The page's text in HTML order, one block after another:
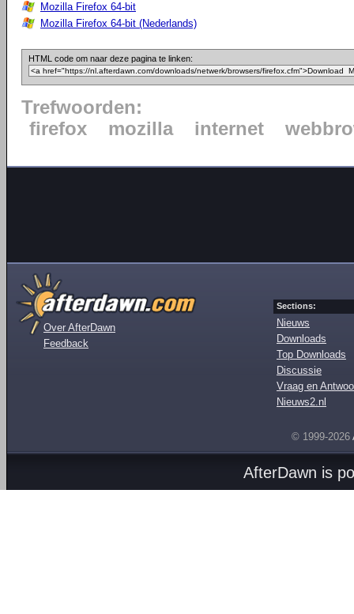
Mozilla Firefox 64-bit
Mozilla Firefox 64-bit (Nederlands)
HTML code om naar deze pagina te linken:
Trefwoorden:
firefox
mozilla internet
Over AfterDawn
Feedback
Sections:
Nieuws
Downloads
Top Downloads
Discussie
Vraag en
Nieuws2.nl
© 1999-2026
AfterDawn is